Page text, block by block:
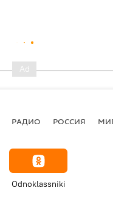
РАДИО РОССИЯ
Odnoklassniki